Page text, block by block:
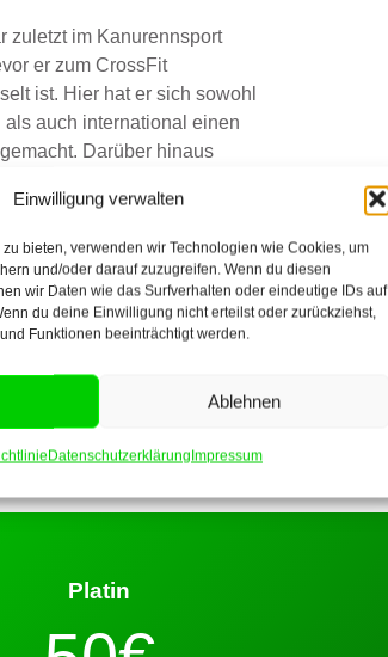
Einwilligung verwalten
bieten, verwenden wir Technologien wie Cookies, um
und/oder darauf zuzugreifen. Wenn du diesen
wir Daten wie das Surfverhalten oder eindeutige IDs auf
du deine Einwilligung nicht erteilst oder zurückziehst,
Funktionen beeinträchtigt werden.
Ablehnen
DatenschutzerklärungImpressum
zuletzt im Kanurennsport
er zum CrossFit
ist. Hier hat er sich sowohl
als auch international einen
Darüber hinaus
ist, auch eine Lizenz für
und Orthopädie mit.
Platin